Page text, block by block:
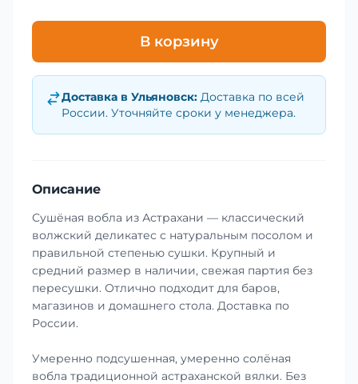
В корзину
Доставка в Ульяновск: Доставка по всей
России. Уточняйте сроки у менеджера.
Описание
Сушёная вобла из Астрахани — классический
волжский деликатес с натуральным посолом и
правильной степенью сушки. Крупный и
средний размер в наличии, свежая партия без
пересушки. Отлично подходит для баров,
магазинов и домашнего стола. Доставка по
России.
Умеренно подсушенная, умеренно солёная
вобла традиционной астраханской вялки. Без